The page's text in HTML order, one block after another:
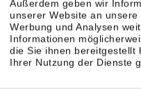
Außerdem geben wir
unserer Website an
Werbung und Analysen
Informationen
die Sie ihnen bereitgestellt
Ihrer Nutzung der Dienste